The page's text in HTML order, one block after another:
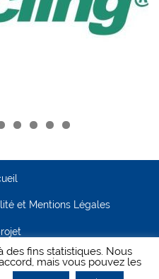
et Mentions Légales
des fins statistiques. Nous
mais vous pouvez les